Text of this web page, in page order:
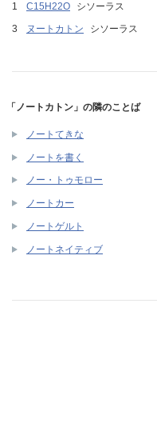
C15H22O シソーラス
ヌートカトン
シソーラス
「ノートカトン」の隣のことば
ノートてきな
ノートを書く
ノー・トゥモロー
ノートカー
ノートゲルト
ノートネイティブ